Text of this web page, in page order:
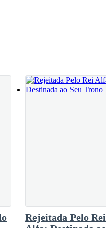
todo o meu capital.
Rejeitada Pelo Rei